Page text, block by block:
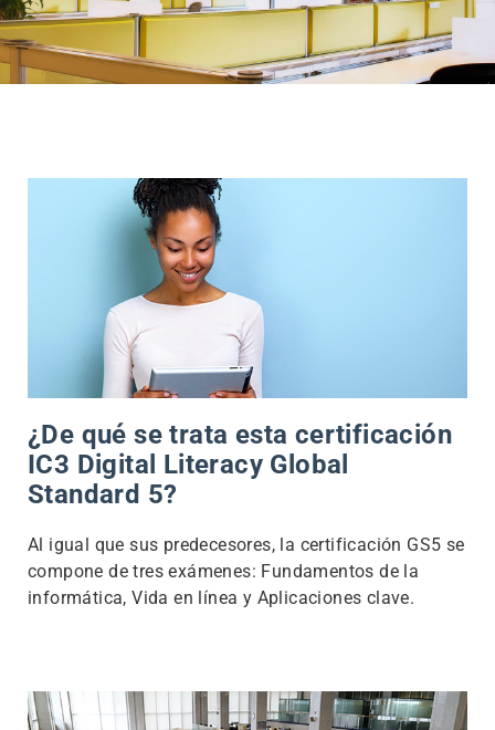
¿De qué se trata esta certificación
IC3 Digital Literacy Global
Standard 5?
Al igual que sus predecesores, la certificación GS5 se
compone de tres exámenes: Fundamentos de la
informática, Vida en línea y Aplicaciones clave.